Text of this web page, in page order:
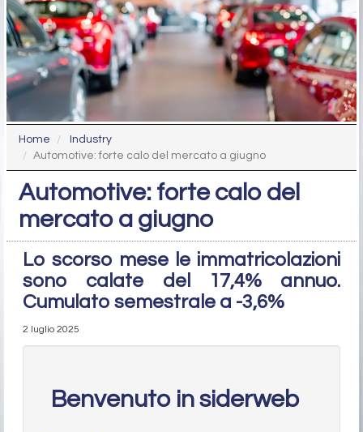
Home
Industry
Automotive: forte calo del mercato a giugno
Automotive: forte calo del
mercato a giugno
Lo scorso mese le immatricolazioni
sono calate del 17,4% annuo.
Cumulato semestrale a -3,6%
2 luglio 2025
Benvenuto in siderweb